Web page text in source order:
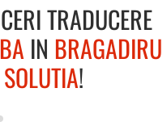
TRADUCERE
IN BRAGADIRU
SOLUTIA!